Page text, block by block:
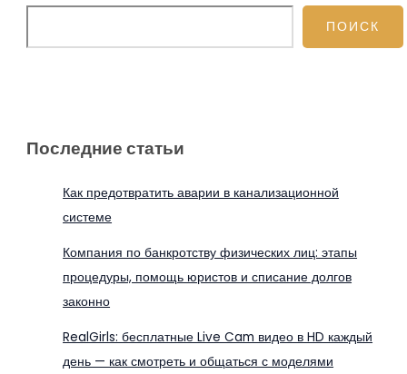
ПОИСК
Последние статьи
Как предотвратить аварии в канализационной
системе
Компания по банкротству физических лиц: этапы
процедуры, помощь юристов и списание долгов
законно
RealGirls: бесплатные Live Cam видео в HD каждый
день — как смотреть и общаться с моделями